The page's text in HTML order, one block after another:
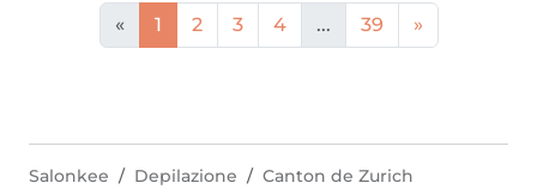
« 1 2 3 4 ... 39 »
Salonkee Depilazione
Canton de Zurich